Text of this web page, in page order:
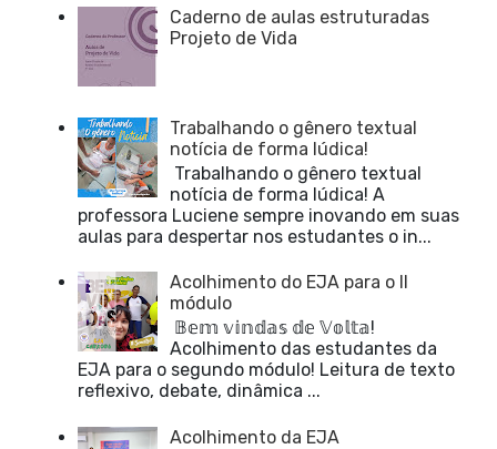
Caderno de aulas estruturadas
Projeto de Vida
Trabalhando o gênero textual
notícia de forma lúdica!
Trabalhando o gênero textual
notícia de forma lúdica! A
professora Luciene sempre inovando em suas
aulas para despertar nos estudantes o in...
Acolhimento do EJA para o II
módulo
𝔹𝕖𝕞 𝕧𝕚𝕟𝕕𝕒𝕤 𝕕𝕖 𝕍𝕠𝕝𝕥𝕒!
Acolhimento das estudantes da
EJA para o segundo módulo! Leitura de texto
reflexivo, debate, dinâmica ...
Acolhimento da EJA